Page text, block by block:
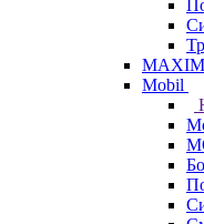
Mobil